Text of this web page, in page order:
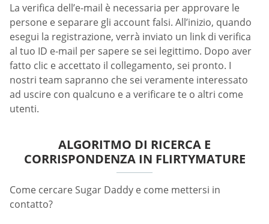
La verifica dell’e-mail è necessaria per approvare le
persone e separare gli account falsi. All’inizio, quando
esegui la registrazione, verrà inviato un link di verifica
al tuo ID e-mail per sapere se sei legittimo. Dopo aver
fatto clic e accettato il collegamento, sei pronto. I
nostri team sapranno che sei veramente interessato
ad uscire con qualcuno e a verificare te o altri come
utenti.
ALGORITMO DI RICERCA E
CORRISPONDENZA IN FLIRTYMATURE
Come cercare Sugar Daddy e come mettersi in
contatto?